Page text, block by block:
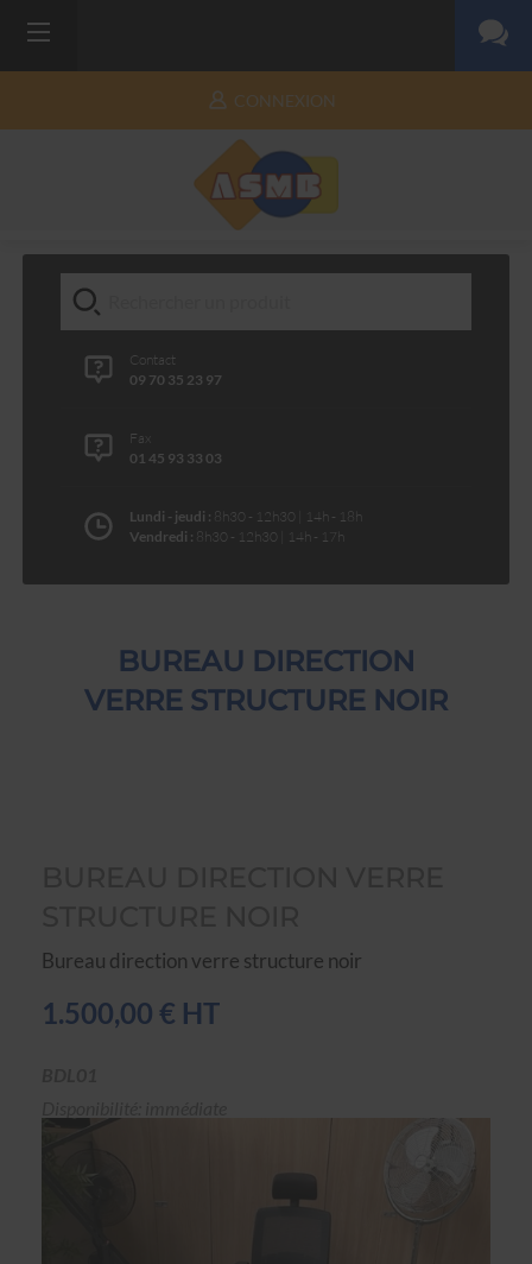
CONNEXION
Contact
09 70 35 23 97
Fax
01 45 93 33 03
Lundi - jeudi : 8h30 - 12h30 | 14h - 18h
Vendredi : 8h30 - 12h30 | 14h - 17h
BUREAU DIRECTION
VERRE STRUCTURE NOIR
Bureau direction verre structure noir
1.500,00 € HT